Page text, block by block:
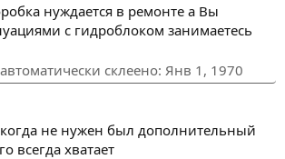
нуждается в ремонте а Вы
с гидроблоком занимаетесь
склеено: Янв 1, 1970
не нужен был дополнительный
всегда хватает